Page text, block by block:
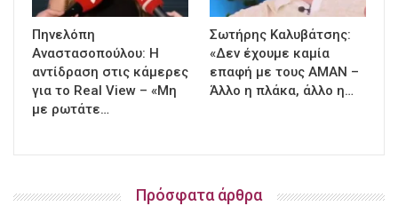
Πηνελόπη
Αναστασοπούλου: Η
αντίδραση στις κάμερες
για το Real View – «Μη
με ρωτάτε…
Σωτήρης Καλυβάτσης:
«Δεν έχουμε καμία
επαφή με τους ΑΜΑΝ –
Άλλο η πλάκα, άλλο η…
Πρόσφατα άρθρα